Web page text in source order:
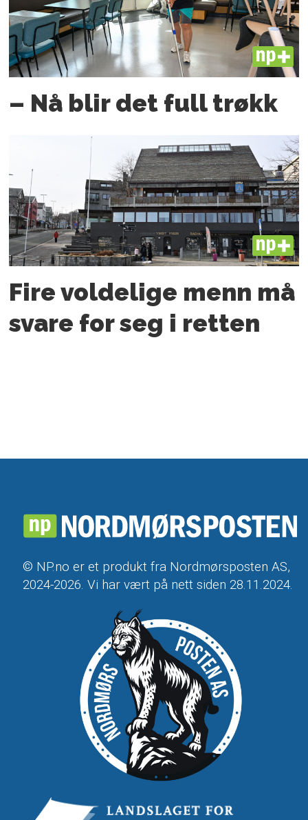
PLUS
– Nå blir det full trøkk
PLUS
Fire voldelige menn må
svare for seg i retten
© NP.no er et produkt fra Nordmørsposten AS,
2024-2026. Vi har vært på nett siden 28.11.2024.